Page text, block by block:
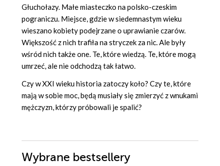
Głuchołazy. Małe miasteczko na polsko-czeskim
pograniczu. Miejsce, gdzie w siedemnastym wieku
wieszano kobiety podejrzane o uprawianie czarów.
Większość z nich trafiła na stryczek za nic. Ale były
wśród nich także one. Te, które wiedzą. Te, które mogą
umrzeć, ale nie odchodzą tak łatwo.
Czy w XXI wieku historia zatoczy koło? Czy te, które
mają w sobie moc, będą musiały się zmierzyć z wnukami
mężczyzn, którzy próbowali je spalić?
Wybrane bestsellery